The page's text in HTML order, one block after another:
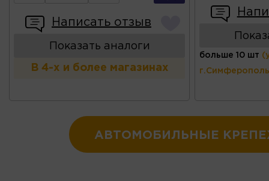
Написать отзыв
Показать аналоги
В 4-х и более магазинах
больше 10 шт
АВТОМОБИЛЬНЫЕ